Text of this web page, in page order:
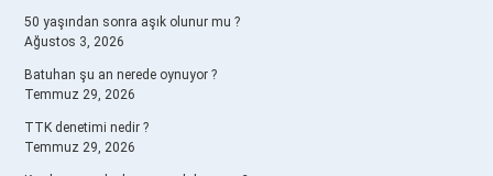
50 yaşından sonra aşık olunur mu ?
Ağustos 3, 2026
Batuhan şu an nerede oynuyor ?
Temmuz 29, 2026
TTK denetimi nedir ?
Temmuz 29, 2026